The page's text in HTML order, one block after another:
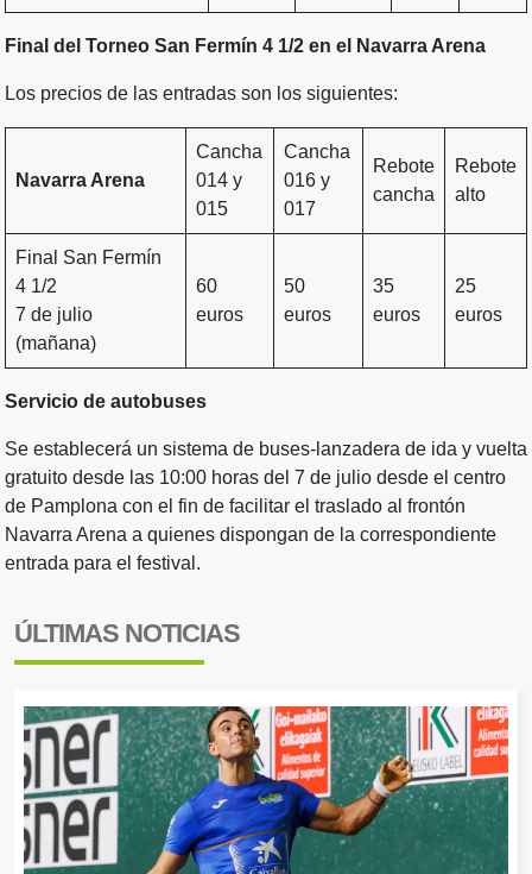
Final del Torneo San Fermín 4 1/2 en el Navarra Arena
Los precios de las entradas son los siguientes:
Navarra Arena
Cancha
014 y
015
Cancha
016 y
017
Rebote
cancha
Rebote
alto
Final San Fermín
4 1/2
7 de julio
(mañana)
60
euros
50
euros
35
euros
25
euros
Servicio de autobuses
Se establecerá un sistema de buses-lanzadera de ida y vuelta
gratuito desde las 10:00 horas del 7 de julio desde el centro
de Pamplona con el fin de facilitar el traslado al frontón
Navarra Arena a quienes dispongan de la correspondiente
entrada para el festival.
ÚLTIMAS NOTICIAS